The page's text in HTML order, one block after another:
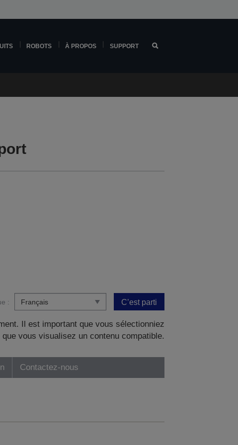
ROBOTS À PROPOS SUPPORT
: C’est parti
Il est important que vous sélectionniez
vous visualisez un contenu compatible.
Contactez-nous